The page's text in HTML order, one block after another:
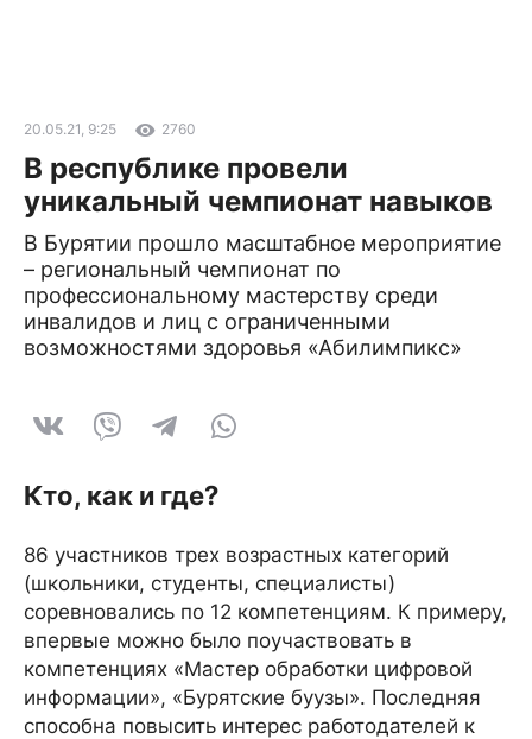
20.05.21, 9:25 2760
В республике провели
уникальный чемпионат навыков
В Бурятии прошло масштабное мероприятие
– региональный чемпионат по
профессиональному мастерству среди
инвалидов и лиц с ограниченными
возможностями здоровья «Абилимпикс»
Кто, как и где?
86 участников трех возрастных категорий
(школьники, студенты, специалисты)
соревновались по 12 компетенциям. К примеру,
впервые можно было поучаствовать в
компетенциях «Мастер обработки цифровой
информации», «Бурятские буузы». Последняя
способна повысить интерес работодателей к